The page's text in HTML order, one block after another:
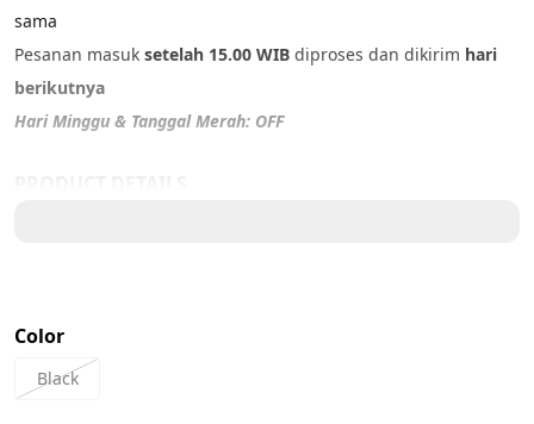
sama
Pesanan masuk setelah 15.00 WIB diproses dan dikirim hari
berikutnya
Hari Minggu & Tanggal Merah: OFF
18 cm - SM
19 cm - M
Color
Black